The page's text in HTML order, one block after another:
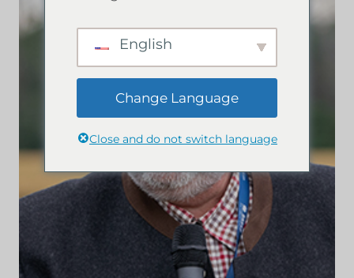
English
Change Language
Close and do not switch language